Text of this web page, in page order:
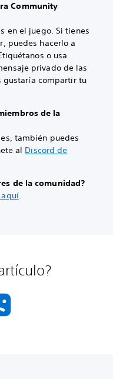
Community
en el juego. Si tienes
puedes hacerlo a
o usa
privado de las
gustaría compartir tu
de la
también puedes
al Discord de
de la comunidad?
.